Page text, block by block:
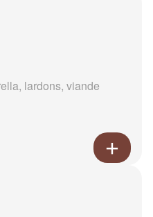
lardons, viande